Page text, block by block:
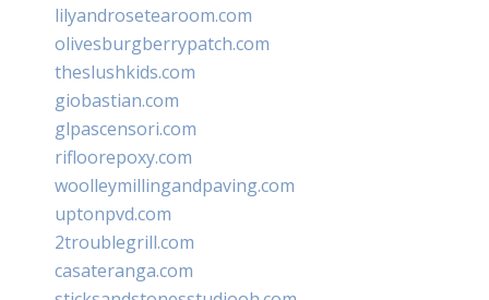
lilyandrosetearoom.com
olivesburgberrypatch.com
theslushkids.com
giobastian.com
glpascensori.com
rifloorepoxy.com
woolleymillingandpaving.com
uptonpvd.com
2troublegrill.com
casateranga.com